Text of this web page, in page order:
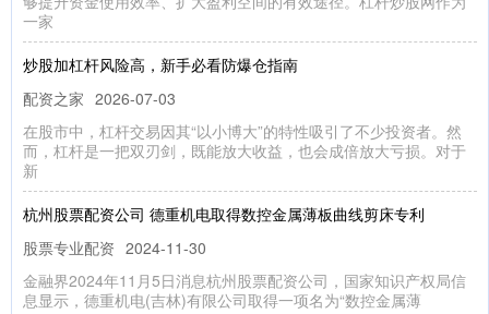
一家
炒股加杠杆风险高，新手必看防爆仓指南
配资之家 2026-07-03
在股市中，杠杆交易因其“以小博大”的特性吸引了不少投资者。然
而，杠杆是一把双刃剑，既能放大收益，也会成倍放大亏损。对于
新
杭州股票配资公司 德重机电取得数控金属薄板曲线剪床专利
股票专业配资 2024-11-30
金融界2024年11月5日消息杭州股票配资公司，国家知识产权局信
息显示，德重机电(吉林)有限公司取得一项名为“数控金属薄